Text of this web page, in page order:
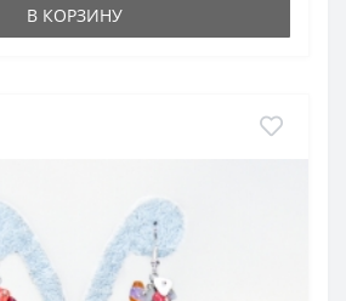
В КОРЗИНУ